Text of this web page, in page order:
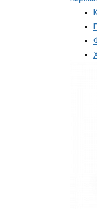
Мы